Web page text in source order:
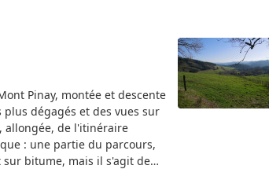
Pinay, montée et descente
dégagés et des vues sur
allongée, de l'itinéraire
: une partie du parcours,
sur bitume, mais il s'agit de